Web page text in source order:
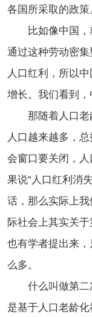
各国所采取的政策
比如像中国，
通过这种劳动密
人口红利，所以
增长。我们看到，
那随着人口
人口越来越多，
会窗口要关闭，
果说“人口红利消
话，那么实际上
际社会上其实关
也有学者提出来
么多。
什么叫做第
是基于人口老龄